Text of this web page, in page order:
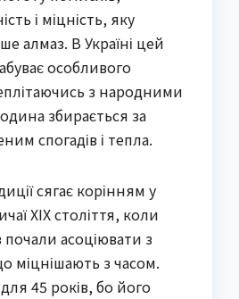
і міцність, яку
алмаз. В Україні цей
особливого
з народними
збирається за
спогадів і тепла.
сягає корінням у
XIX століття, коли
почали асоціювати з
міцнішають з часом.
45 років, бо його